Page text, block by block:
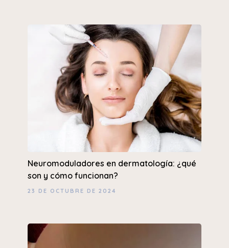
Neuromoduladores en dermatología: ¿qué
son y cómo funcionan?
23 DE OCTUBRE DE 2024